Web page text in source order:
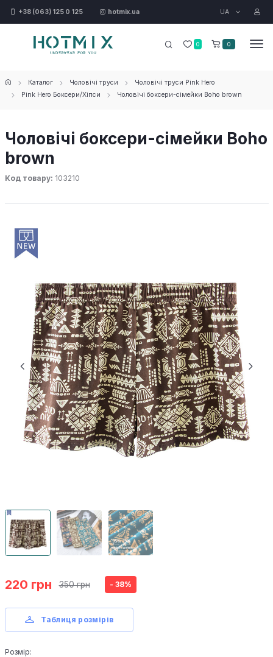
+38 (063) 125 0 125 hotmix.ua UA
0 0
Каталог Чоловічі труси
Чоловічі труси Pink Hero
Pink Hero Боксери/Хіпси
Чоловічі боксери-сімейки Boho brown
Чоловічі боксери-сімейки Boho
brown
Код товару: 103210
220 грн 350 грн - 38%
Таблиця розмірів
Розмір: